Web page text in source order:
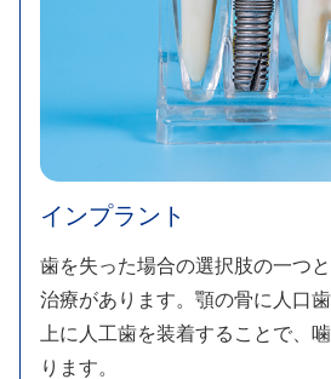
インプラント​
歯を失った場合の選択肢の一つ
治療があります。顎の骨に人口
上に人工歯を装着することで、
ります。​